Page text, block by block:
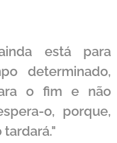
está para
determinado,
o fim e não
o, porque,
tardará."